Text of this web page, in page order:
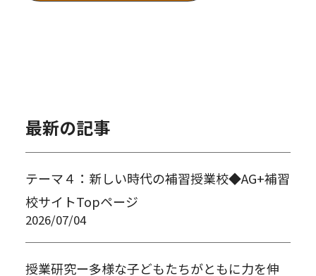
最新の記事
テーマ４：新しい時代の補習授業校◆AG+補習
校サイトTopページ
2026/07/04
授業研究ー多様な子どもたちがともに力を伸